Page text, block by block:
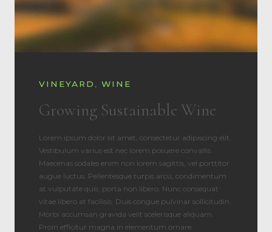
VINEYARD , WINE
Growing Sustainable Wine
Lorem ipsum dolor sit amet, consectetur adipiscing elit.
Vestibulum varius est nec lorem posuere convallis.
Maecenas sodales enim non lorem sagittis, vel porttitor
augue luctus. Pellentesque turpis arcu, condimentum
at vulputate quis, porta non libero. Nunc consequat
vitae libero at facilisis. Duis congue pulvinar sollicitudin.
Morbi accumsan gravida velit scelerisque aliquam.
Proin efficitur magna in elementum ornare.